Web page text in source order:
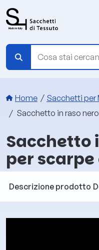
Briciole di pane
Home
Sacchetti per
Sacchetto in raso nero per
Sacchetto
per scarpe
Descrizione prodotto